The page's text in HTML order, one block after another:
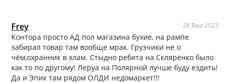
Frey 28 Вер 2023
Контора просто АД пол магазина бухие, на рампе
забирал товар там вообще мрак. Грузчики не о
чём,охранник в хлам. Стыдно ребята на Скляренко было
как то по другому! Леруа на Полярной лучше буду ездить!
Да и Эпик там рядом ОЛДИ недомаркет!!!